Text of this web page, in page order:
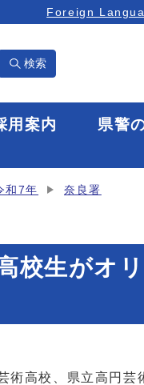
Foreign
検索
用案内 県警
和7年 奈良署
校生がオ
高校、県立高円芸